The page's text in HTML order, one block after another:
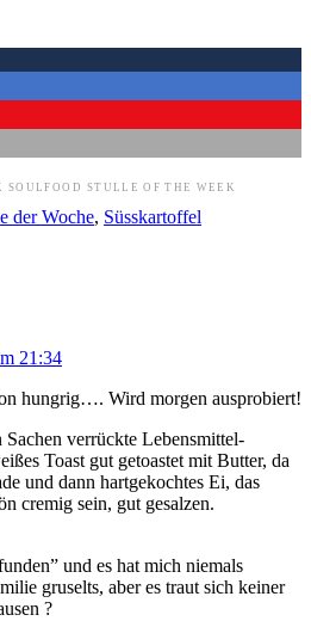
SOULFOOD STULLE OF THE WEEK
der Woche, Süsskartoffel
21:34
hungrig…. Wird morgen ausprobiert!
verrückte Lebensmittel-
Toast gut getoastet mit Butter, da
und dann hartgekochtes Ei, das
cremig sein, gut gesalzen.
und es hat mich niemals
gruselts, aber es traut sich keiner
?